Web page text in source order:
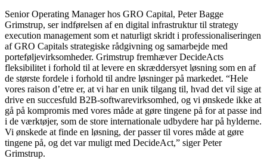
Senior Operating Manager hos GRO Capital, Peter Bagge
Grimstrup, ser indførelsen af en digital infrastruktur til strategy
execution management som et naturligt skridt i professionaliseringen
af GRO Capitals strategiske rådgivning og samarbejde med
porteføljevirksomheder. Grimstrup fremhæver DecideActs
fleksibilitet i forhold til at levere en skræddersyet løsning som en af
de største fordele i forhold til andre løsninger på markedet. “Hele
vores raison d’etre er, at vi har en unik tilgang til, hvad det vil sige at
drive en succesfuld B2B-softwarevirksomhed, og vi ønskede ikke at
gå på kompromis med vores måde at gøre tingene på for at passe ind
i de værktøjer, som de store internationale udbydere har på hylderne.
Vi ønskede at finde en løsning, der passer til vores måde at gøre
tingene på, og det var muligt med DecideAct,” siger Peter
Grimstrup.